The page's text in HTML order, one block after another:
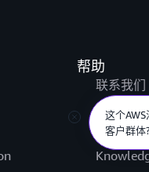
帮助
联系我们
提交支持
AWS
这个
客户群体